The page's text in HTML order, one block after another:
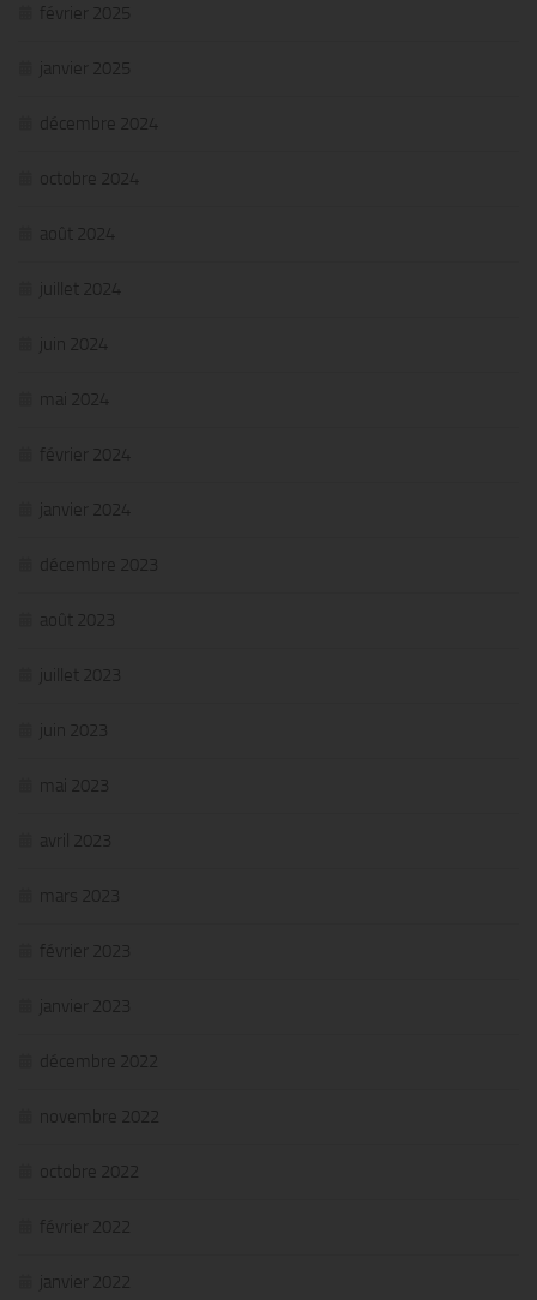
février 2025
janvier 2025
décembre 2024
octobre 2024
août 2024
juillet 2024
juin 2024
mai 2024
février 2024
janvier 2024
décembre 2023
août 2023
juillet 2023
juin 2023
mai 2023
avril 2023
mars 2023
février 2023
janvier 2023
décembre 2022
novembre 2022
octobre 2022
février 2022
janvier 2022